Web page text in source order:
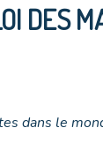
DES
dans le